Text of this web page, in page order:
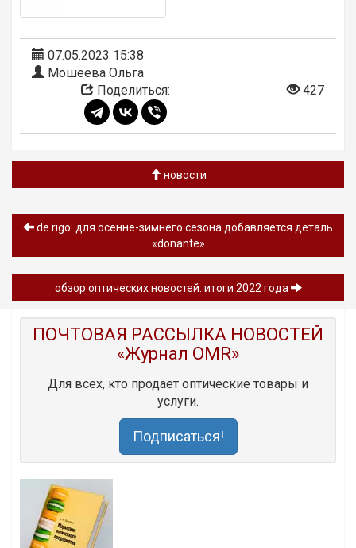
07.05.2023 15:38
Мошеева Ольга
Поделиться:
427
новости
de rigo: для осенне-зимнего сезона добавляется деталь
«donante»
обзор оптических новостей: итоги 2022 года
ПОЧТОВАЯ РАССЫЛКА НОВОСТЕЙ
«Журнал OMR»
Для всех, кто продает оптические товары и
услуги.
Подписаться!